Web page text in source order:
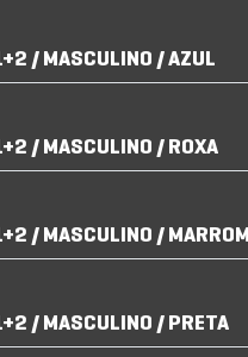
/ MASCULINO / AZUL
/ MASCULINO / ROXA
/ MASCULINO / MARROM
/ MASCULINO / PRETA